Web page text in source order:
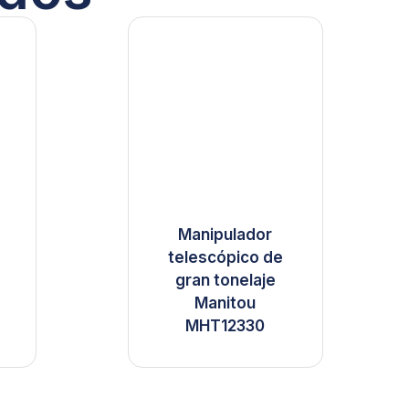
Manipulador
telescópico de
gran tonelaje
Manitou
MHT12330